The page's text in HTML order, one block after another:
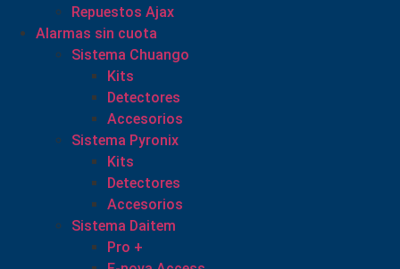
Repuestos Ajax
Alarmas sin cuota
Sistema Chuango
Kits
Detectores
Accesorios
Sistema Pyronix
Kits
Detectores
Accesorios
Sistema Daitem
Pro +